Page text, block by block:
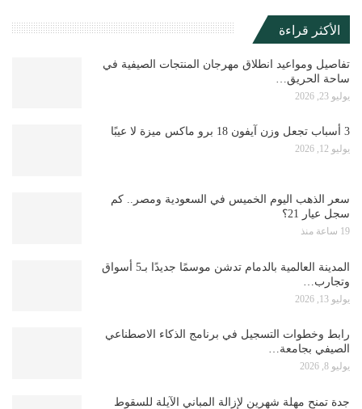
الأكثر قراءة
تفاصيل ومواعيد انطلاق مهرجان المنتجات الصيفية في
ساحة الحريق…
يوليو 23, 2026
3 أسباب تجعل وزن آيفون 18 برو ماكس ميزة لا عيبًا
يوليو 12, 2026
سعر الذهب اليوم الخميس في السعودية ومصر.. كم
سجل عيار 21؟
19 ساعة منذ
المدينة العالمية بالدمام تدشن موسمًا جديدًا بـ5 أسواق
وتجارب…
يوليو 13, 2026
رابط وخطوات التسجيل في برنامج الذكاء الاصطناعي
الصيفي بجامعة…
يوليو 8, 2026
جدة تمنح مهلة شهرين لإزالة المباني الآيلة للسقوط